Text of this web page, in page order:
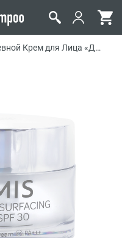
для Лица «Динамичная Шлифовка» Elemis Dynamic Resurfacing Day Cream